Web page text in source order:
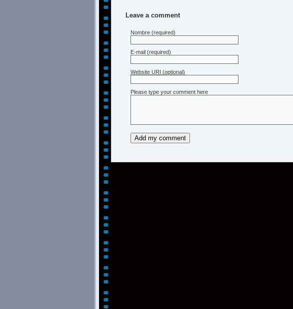
Leave a comment
Nombre (required)
E-mail (required)
Website URI (optional)
Please type your comment here